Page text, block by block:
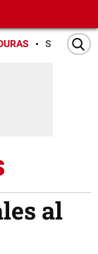
SAN PEDRO
al